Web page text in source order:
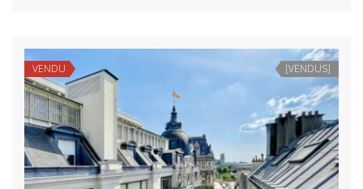
VENDU [VENDUS]